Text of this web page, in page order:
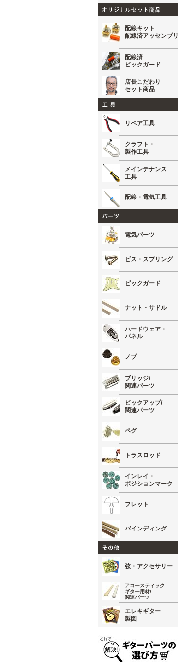
配線キット
配線済アッセンブリ
配線済
ピックガード
店長こだわり
セット商品
リペア工具
クラフト・
製作工具
メインテナンス
工具
配線・電気工具
電気パーツ
ビス・スプリング
ピックガード
ナット・サドル
ハードウェア・
パネル
ノブ
ブリッジ/
関連パーツ
ピックアップ/
関連パーツ
ペグ
トラスロッド
インレイ・
ポジションマーク
フレット
バインディング
弦・アクセサリー
アコースティック
ギター用材/
関連パーツ
エレキギター
製図